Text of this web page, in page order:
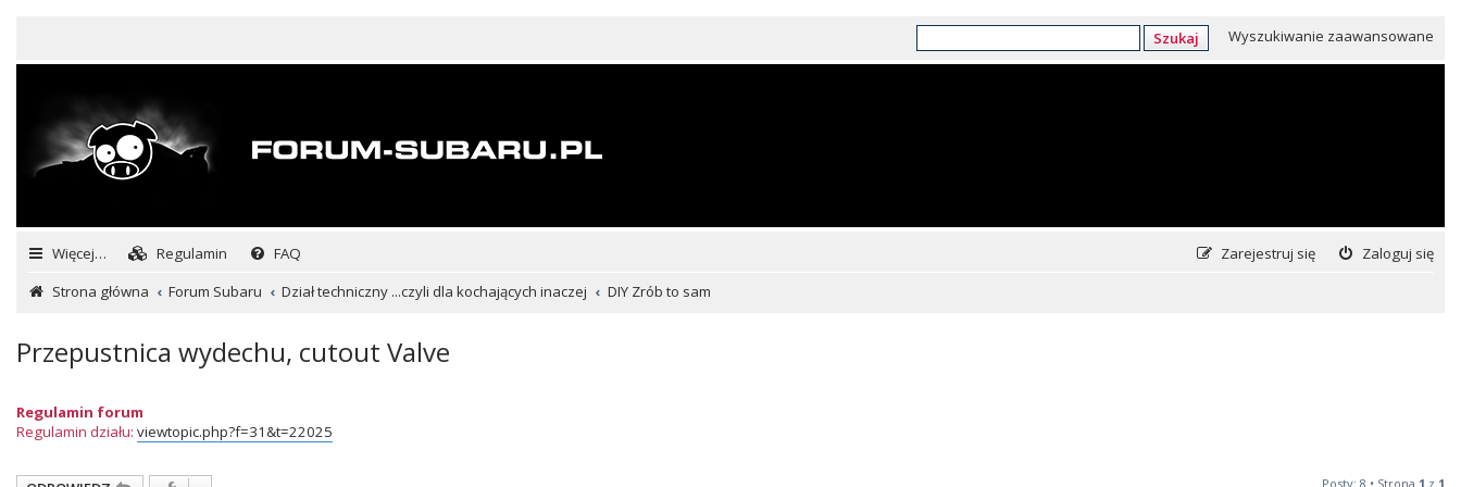
Szukaj Wyszukiwanie zaawansowane
Więcej… Regulamin FAQ Zaloguj się
Zarejestruj się
Strona główna
Forum Subaru Dział techniczny ...czyli dla kochających inaczej DIY Zrób to sam
Przepustnica wydechu, cutout Valve
Regulamin forum
Regulamin działu: viewtopic.php?f=31&t=22025
Posty: 8 • Strona 1 z 1